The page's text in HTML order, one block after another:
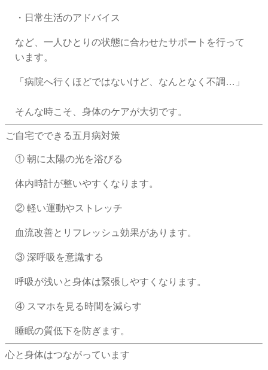
・日常生活のアドバイス
など、一人ひとりの状態に合わせたサポートを行って
います。
「病院へ行くほどではないけど、なんとなく不調…」
そんな時こそ、身体のケアが大切です。
ご自宅でできる五月病対策
① 朝に太陽の光を浴びる
体内時計が整いやすくなります。
② 軽い運動やストレッチ
血流改善とリフレッシュ効果があります。
③ 深呼吸を意識する
呼吸が浅いと身体は緊張しやすくなります。
④ スマホを見る時間を減らす
睡眠の質低下を防ぎます。
心と身体はつながっています